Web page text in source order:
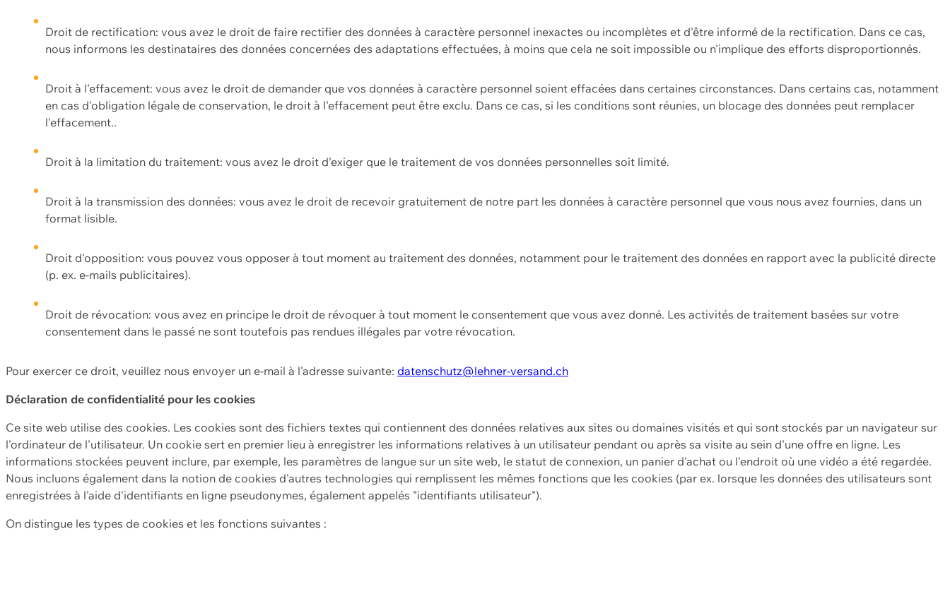
Droit de rectification: vous avez le droit de faire rectifier des données à caractère personnel inexactes ou incomplètes et d'être informé de la rectification. Dans ce cas,
nous informons les destinataires des données concernées des adaptations effectuées, à moins que cela ne soit impossible ou n'implique des efforts disproportionnés.
Droit à l'effacement: vous avez le droit de demander que vos données à caractère personnel soient effacées dans certaines circonstances. Dans certains cas, notamment
en cas d'obligation légale de conservation, le droit à l'effacement peut être exclu. Dans ce cas, si les conditions sont réunies, un blocage des données peut remplacer
l'effacement..
Droit à la limitation du traitement: vous avez le droit d'exiger que le traitement de vos données personnelles soit limité.
Droit à la transmission des données: vous avez le droit de recevoir gratuitement de notre part les données à caractère personnel que vous nous avez fournies, dans un
format lisible.
Droit d'opposition: vous pouvez vous opposer à tout moment au traitement des données, notamment pour le traitement des données en rapport avec la publicité directe
(p. ex. e-mails publicitaires).
Droit de révocation: vous avez en principe le droit de révoquer à tout moment le consentement que vous avez donné. Les activités de traitement basées sur votre
consentement dans le passé ne sont toutefois pas rendues illégales par votre révocation.
Pour exercer ce droit, veuillez nous envoyer un e-mail à l'adresse suivante: datenschutz@lehner-versand.ch
Déclaration de confidentialité pour les cookies
Ce site web utilise des cookies. Les cookies sont des fichiers textes qui contiennent des données relatives aux sites ou domaines visités et qui sont stockés par un navigateur sur
l'ordinateur de l'utilisateur. Un cookie sert en premier lieu à enregistrer les informations relatives à un utilisateur pendant ou après sa visite au sein d'une offre en ligne. Les
informations stockées peuvent inclure, par exemple, les paramètres de langue sur un site web, le statut de connexion, un panier d'achat ou l'endroit où une vidéo a été regardée.
Nous incluons également dans la notion de cookies d'autres technologies qui remplissent les mêmes fonctions que les cookies (par ex. lorsque les données des utilisateurs sont
enregistrées à l'aide d'identifiants en ligne pseudonymes, également appelés "identifiants utilisateur").
On distingue les types de cookies et les fonctions suivantes :